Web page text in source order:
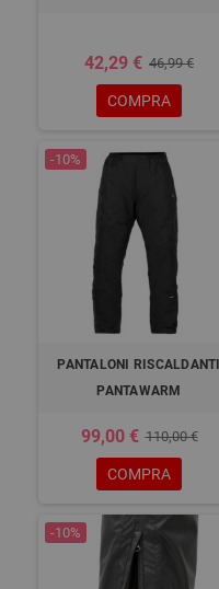
42,29 € 46,99 €
COMPRA
-10%
PANTALONI RISCALDANTI
PANTAWARM
99,00 € 110,00 €
COMPRA
-10%